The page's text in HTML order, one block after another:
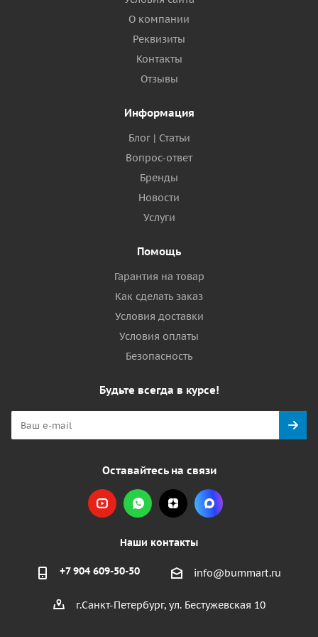
О компании
Реквизиты
Контакты
Отзывы
Информация
Блог | Статьи
Вопрос-ответ
Бренды
Новости
Услуги
Помощь
Гарантия на товар
Как сделать заказ
Условия доставки
Условия оплаты
Безопасность
Будьте всегда в курсе!
Оставайтесь на связи
Наши контакты
+7 904 609-50-50 info@bummart.ru
г.Санкт-Петербург, ул. Бестужевская 10